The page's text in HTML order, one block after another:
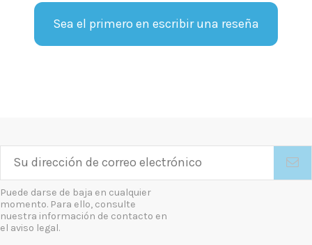
Sea el primero en escribir una reseña
Puede darse de baja en cualquier
momento. Para ello, consulte
nuestra información de contacto en
el aviso legal.